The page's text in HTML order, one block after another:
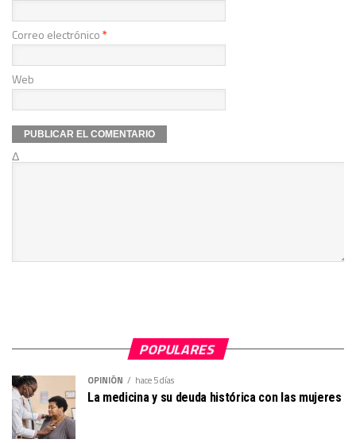
Correo electrónico*
Web
Δ
POPULARES
OPINIÓN hace 5 días
La medicina y su deuda histórica con las mujeres